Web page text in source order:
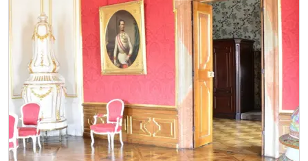
Eintrittskarte
NPÚ-Karte
kostenlos
"Náš člověk"-Karte *
kostenlos
* Freier Eintritt nur für den Karteninhaber